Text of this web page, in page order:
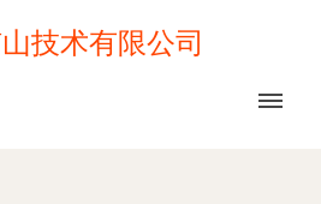
技术有限公司